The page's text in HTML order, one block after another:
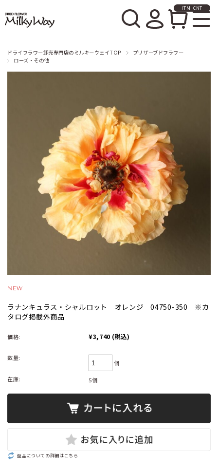
__ITM_CNT__
ドライフラワー卸売専門店のミルキーウェイTOP
プリザーブドフラワー
ローズ・その他
ラナンキュラス・シャルロット オレンジ 04750-350 ※カ
タログ掲載外商品
価格: ¥3,740 (税込)
数量:
個
在庫: 5個
返品についての詳細はこちら